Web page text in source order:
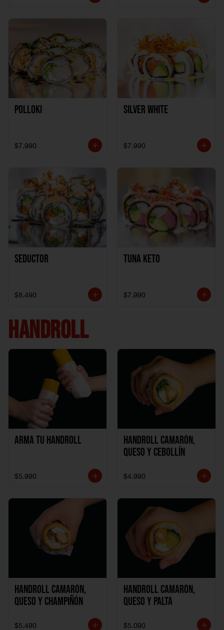
Polloki
$7.990
SILVER WHITE
$7.990
Seductor
$8.490
TUNA KETO
$7.990
HANDROLL
Arma tu handroll
$5.990
Handroll Camarón,
Queso y Cebollín
$4.990
Handroll Camarón,
Queso y Champiñón
$5.490
Handroll Camarón,
Queso y Palta
$5.090